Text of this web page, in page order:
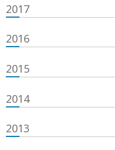
2017
2016
2015
2014
2013